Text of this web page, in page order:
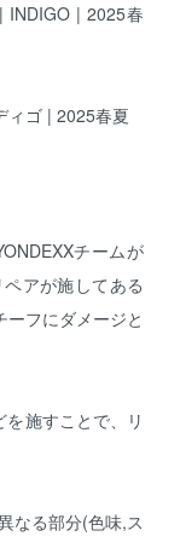
INDIGO | 2025春
ィゴ | 2025春夏
チームが
アが施してある
フにダメージと
施すことで、リ
なる部分(色味,ス